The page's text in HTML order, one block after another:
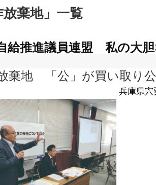
放棄地」 一覧
給推進議員連盟 私の大
棄地 「公」が買い取り
兵庫県